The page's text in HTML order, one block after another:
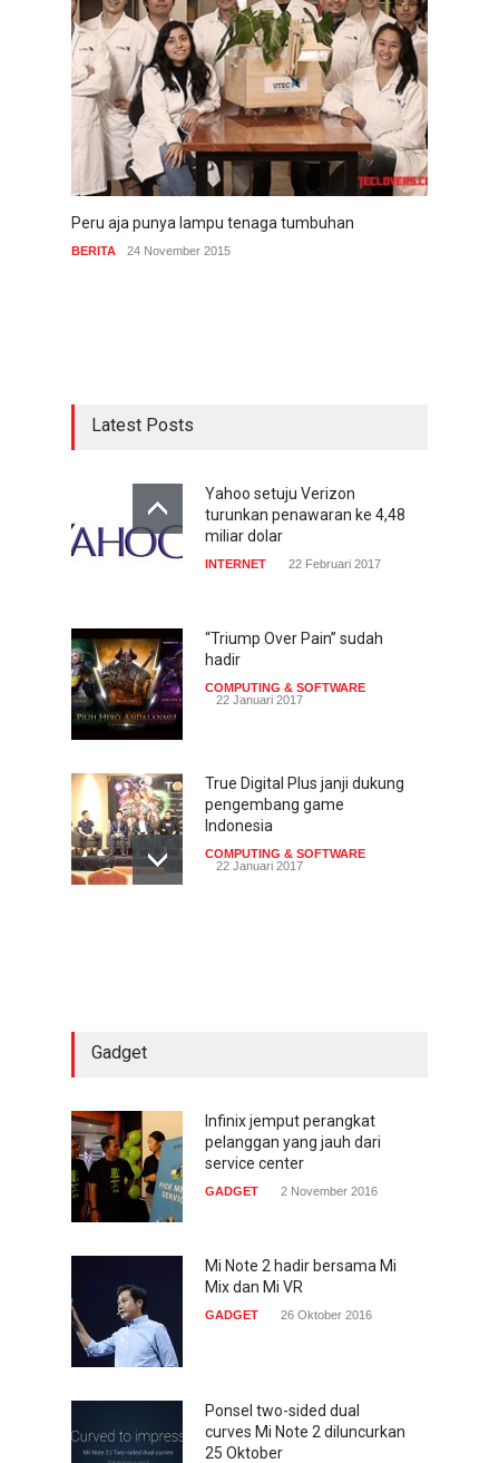
Peru aja punya lampu tenaga tumbuhan
BERITA 24 November 2015
Latest Posts
Yahoo setuju Verizon
turunkan penawaran ke 4,48
miliar dolar
INTERNET 22 Februari 2017
“Triump Over Pain” sudah
hadir
COMPUTING & SOFTWARE
22 Januari 2017
True Digital Plus janji dukung
pengembang game
Indonesia
COMPUTING & SOFTWARE
22 Januari 2017
pandangan mata
TECH SPEC 8 Januari 2017
gencar
COMPUTING & SOFTWARE
Gadget
Infinix jemput perangkat
pelanggan yang jauh dari
service center
GADGET 2 November 2016
Mi Note 2 hadir bersama Mi
Mix dan Mi VR
GADGET 26 Oktober 2016
Ponsel two-sided dual
curves Mi Note 2 diluncurkan
25 Oktober